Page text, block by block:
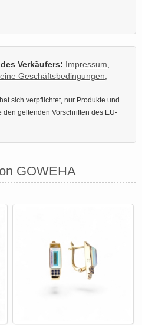
Verkäufers: Impressum
Geschäftsbedingungen
sich verpflichtet, nur Produkte und
geltenden Vorschriften des EU-
GOWEHA